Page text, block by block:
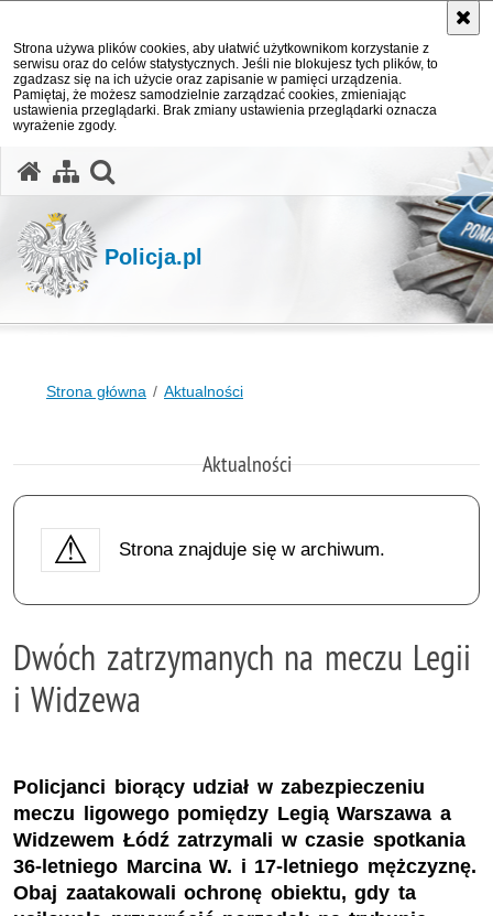
Strona używa plików cookies, aby ułatwić użytkownikom korzystanie z
serwisu oraz do celów statystycznych. Jeśli nie blokujesz tych plików, to
zgadzasz się na ich użycie oraz zapisanie w pamięci urządzenia.
Pamiętaj, że możesz samodzielnie zarządzać cookies, zmieniając
ustawienia przeglądarki. Brak zmiany ustawienia przeglądarki oznacza
wyrażenie zgody.
Policja.pl
Strona główna Aktualności
Aktualności
Strona znajduje się w archiwum.
Dwóch zatrzymanych na meczu Legii
i Widzewa
Policjanci biorący udział w zabezpieczeniu
meczu ligowego pomiędzy Legią Warszawa a
Widzewem Łódź zatrzymali w czasie spotkania
36-letniego Marcina W. i 17-letniego mężczyznę.
Obaj zaatakowali ochronę obiektu, gdy ta